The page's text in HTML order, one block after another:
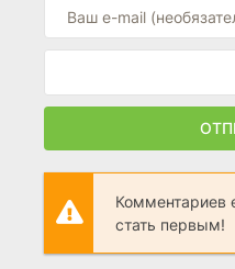
Комментариев
стать первым!